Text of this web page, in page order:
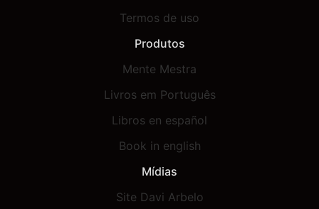
Termos de uso
Produtos
Mente Mestra
Livros em Português
Libros en español
Book in english
Mídias
Site Davi Arbelo